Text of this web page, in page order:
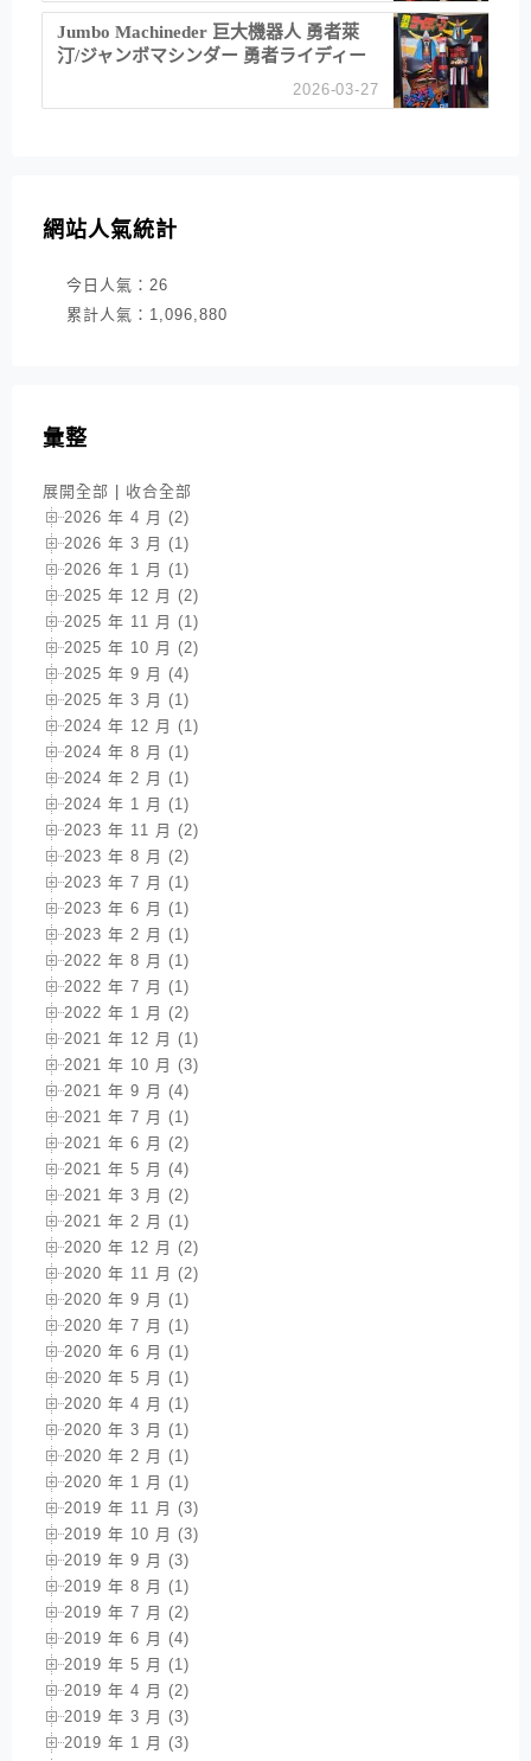
Jumbo Machineder 巨大機器人 勇者萊
汀/ジャンボマシンダー 勇者ライディー
2026-03-27
網站人氣統計
今日人氣： 26
累計人氣： 1,096,880
彙整
展開全部
收合全部
2026 年 4 月 (2)
2026 年 3 月 (1)
2026 年 1 月 (1)
2025 年 12 月 (2)
2025 年 11 月 (1)
2025 年 10 月 (2)
2025 年 9 月 (4)
2025 年 3 月 (1)
2024 年 12 月 (1)
2024 年 8 月 (1)
2024 年 2 月 (1)
2024 年 1 月 (1)
2023 年 11 月 (2)
2023 年 8 月 (2)
2023 年 7 月 (1)
2023 年 6 月 (1)
2023 年 2 月 (1)
2022 年 8 月 (1)
2022 年 7 月 (1)
2022 年 1 月 (2)
2021 年 12 月 (1)
2021 年 10 月 (3)
2021 年 9 月 (4)
2021 年 7 月 (1)
2021 年 6 月 (2)
2021 年 5 月 (4)
2021 年 3 月 (2)
2021 年 2 月 (1)
2020 年 12 月 (2)
2020 年 11 月 (2)
2020 年 9 月 (1)
2020 年 7 月 (1)
2020 年 6 月 (1)
2020 年 5 月 (1)
2020 年 4 月 (1)
2020 年 3 月 (1)
2020 年 2 月 (1)
2020 年 1 月 (1)
2019 年 11 月 (3)
2019 年 10 月 (3)
2019 年 9 月 (3)
2019 年 8 月 (1)
2019 年 7 月 (2)
2019 年 6 月 (4)
2019 年 5 月 (1)
2019 年 4 月 (2)
2019 年 3 月 (3)
2019 年 1 月 (3)